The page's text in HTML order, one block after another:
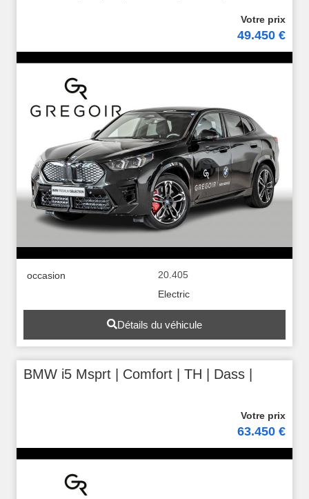
49.450 €
occasion
20.405
Electric
Détails du véhicule
BMW i5 Msprt | Comfort | TH | Dass |
63.450 €